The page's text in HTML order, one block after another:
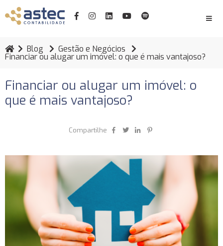
Blog Gestão e Negócios
Financiar ou alugar um imóvel: o que é mais vantajoso?
Financiar ou alugar um imóvel: o
que é mais vantajoso?
Compartilhe